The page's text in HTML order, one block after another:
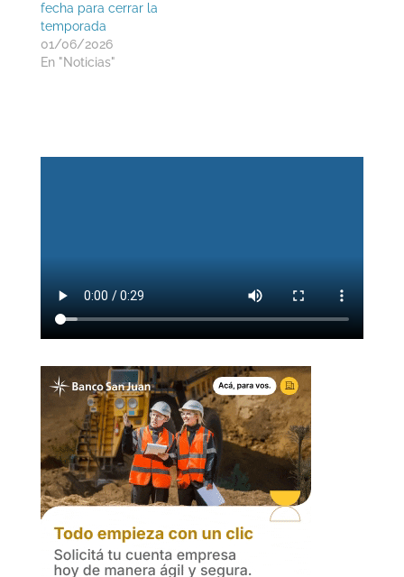
fecha para cerrar la
temporada
01/06/2026
En "Noticias"